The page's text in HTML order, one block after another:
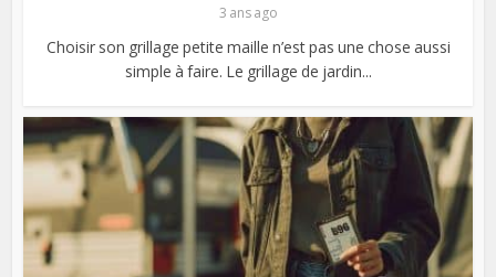
3 ans ago
Choisir son grillage petite maille n’est pas une chose aussi
simple à faire. Le grillage de jardin...